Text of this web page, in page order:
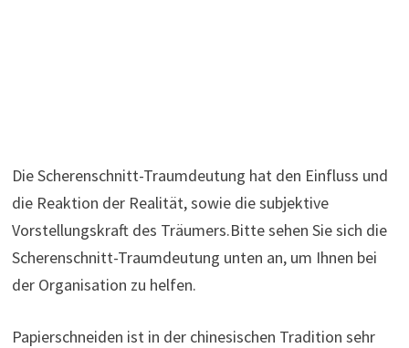
Die Scherenschnitt-Traumdeutung hat den Einfluss und
die Reaktion der Realität, sowie die subjektive
Vorstellungskraft des Träumers.Bitte sehen Sie sich die
Scherenschnitt-Traumdeutung unten an, um Ihnen bei
der Organisation zu helfen.
Papierschneiden ist in der chinesischen Tradition sehr